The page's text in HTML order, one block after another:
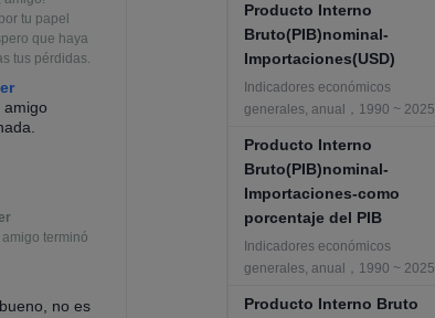
Producto Interno
Bruto(PIB)nominal-
Importaciones(USD)
Indicadores económicos
generales, anual，1990 ~ 2025
Producto Interno
Bruto(PIB)nominal-
Importaciones-como
porcentaje del PIB
Indicadores económicos
generales, anual，1990 ~ 2025
Producto Interno Bruto